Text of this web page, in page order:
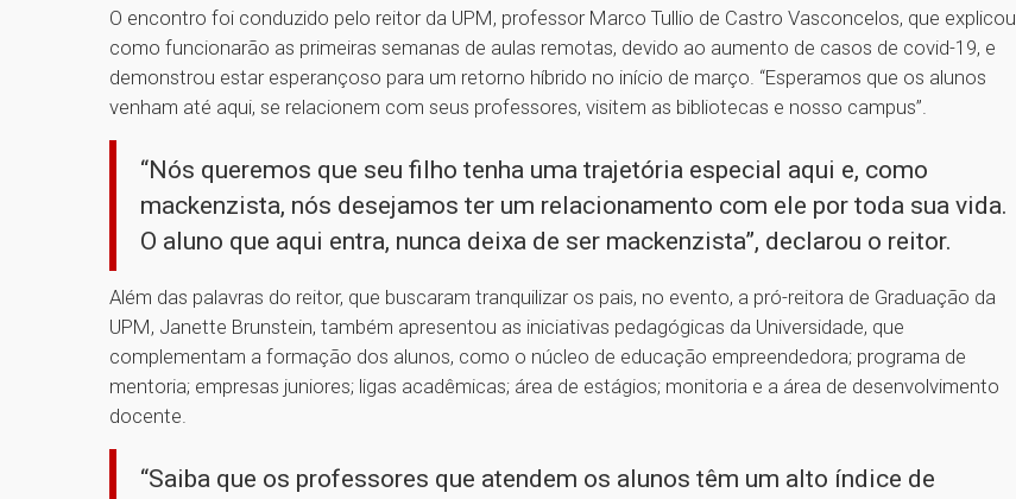
O encontro foi conduzido pelo reitor da UPM, professor Marco Tullio de Castro Vasconcelos, que explicou
como funcionarão as primeiras semanas de aulas remotas, devido ao aumento de casos de covid-19, e
demonstrou estar esperançoso para um retorno híbrido no início de março. “Esperamos que os alunos
venham até aqui, se relacionem com seus professores, visitem as bibliotecas e nosso campus”.
“Nós queremos que seu filho tenha uma trajetória especial aqui e, como
mackenzista, nós desejamos ter um relacionamento com ele por toda sua vida.
O aluno que aqui entra, nunca deixa de ser mackenzista”, declarou o reitor.
Além das palavras do reitor, que buscaram tranquilizar os pais, no evento, a pró-reitora de Graduação da
UPM, Janette Brunstein, também apresentou as iniciativas pedagógicas da Universidade, que
complementam a formação dos alunos, como o núcleo de educação empreendedora; programa de
mentoria; empresas juniores; ligas acadêmicas; área de estágios; monitoria e a área de desenvolvimento
docente.
“Saiba que os professores que atendem os alunos têm um alto índice de